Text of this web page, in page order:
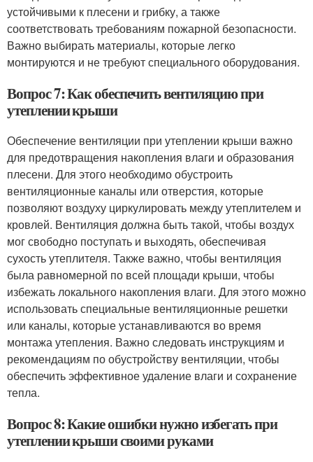
устойчивыми к плесени и грибку, а также
соответствовать требованиям пожарной безопасности.
Важно выбирать материалы, которые легко
монтируются и не требуют специального оборудования.
Вопрос 7: Как обеспечить вентиляцию при
утеплении крыши
Обеспечение вентиляции при утеплении крыши важно
для предотвращения накопления влаги и образования
плесени. Для этого необходимо обустроить
вентиляционные каналы или отверстия, которые
позволяют воздуху циркулировать между утеплителем и
кровлей. Вентиляция должна быть такой, чтобы воздух
мог свободно поступать и выходять, обеспечивая
сухость утеплителя. Также важно, чтобы вентиляция
была равномерной по всей площади крыши, чтобы
избежать локального накопления влаги. Для этого можно
использовать специальные вентиляционные решетки
или каналы, которые устанавливаются во время
монтажа утепления. Важно следовать инструкциям и
рекомендациям по обустройству вентиляции, чтобы
обеспечить эффективное удаление влаги и сохранение
тепла.
Вопрос 8: Какие ошибки нужно избегать при
утеплении крыши своими руками